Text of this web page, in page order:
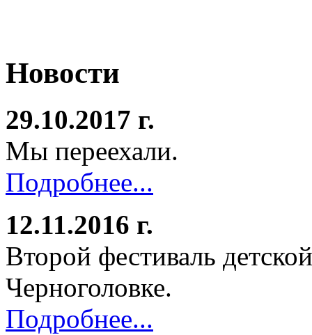
Новости
29.10.2017 г.
Мы переехали.
Подробнее...
12.11.2016 г.
Второй фестиваль
Черноголовке.
Подробнее...